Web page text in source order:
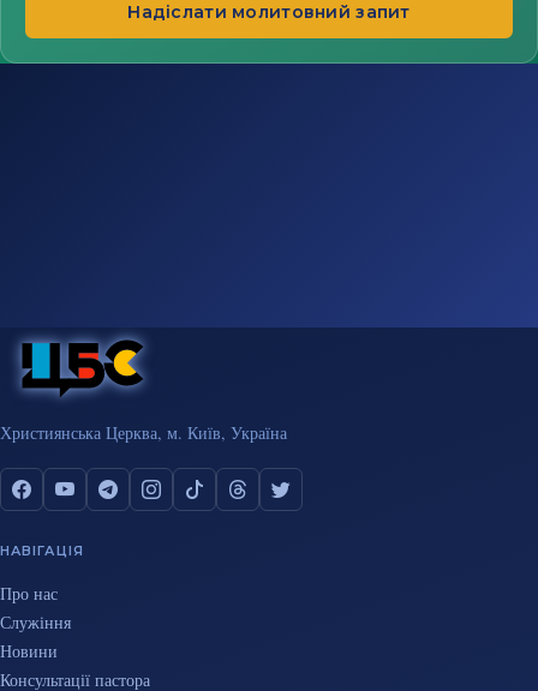
Надіслати молитовний запит
Християнська Церква, м. Київ, Україна
НАВІГАЦІЯ
Про нас
Служіння
Новини
Консультації пастора